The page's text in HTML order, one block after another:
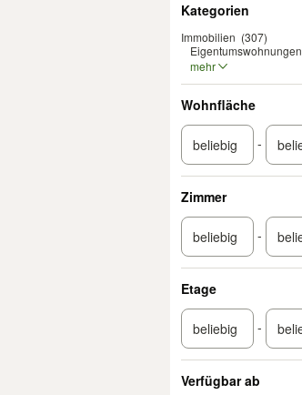
Kategorien
Immobilien (307)
Eigentumswohnungen
mehr
Wohnfläche
-
Zimmer
-
Etage
-
Verfügbar ab